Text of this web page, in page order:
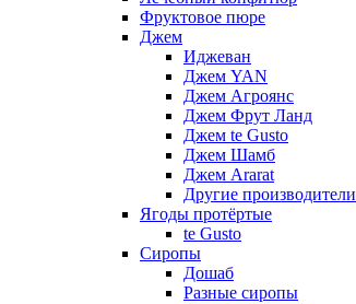
Фруктовое пюре
Джем
Иджеван
Джем YAN
Джем Агроянс
Джем Фрут Ланд
Джем te Gusto
Джем Шамб
Джем Ararat
Другие производители
Ягоды протёртые
te Gusto
Сиропы
Дошаб
Разные сиропы